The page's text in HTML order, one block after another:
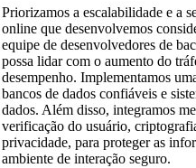
Priorizamos a escalabilidade e a
online que desenvolvemos
equipe de desenvolvedores de
possa lidar com o aumento do
desempenho. Implementamos
bancos de dados confiáveis e
dados. Além disso, integramos
verificação do usuário,
privacidade, para proteger as
ambiente de interação seguro.